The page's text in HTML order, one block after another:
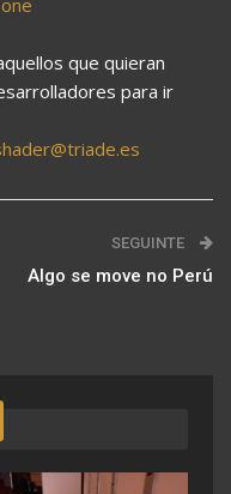
que quieran
para ir
SEGUINTE
Algo se move no Perú